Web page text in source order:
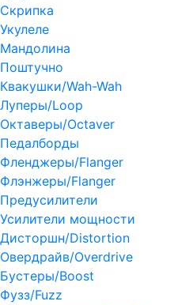
Скрипка
Укулеле
Мандолина
Поштучно
Квакушки/Wah-Wah
Луперы/Loop
Октаверы/Octaver
Педалборды
Фленджеры/Flanger
Флэнжеры/Flanger
Предусилители
Усилители мощности
Дисторшн/Distortion
Овердрайв/Overdrive
Бустеры/Boost
Фузз/Fuzz